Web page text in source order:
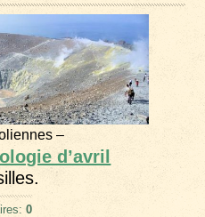
–
d’avril
0